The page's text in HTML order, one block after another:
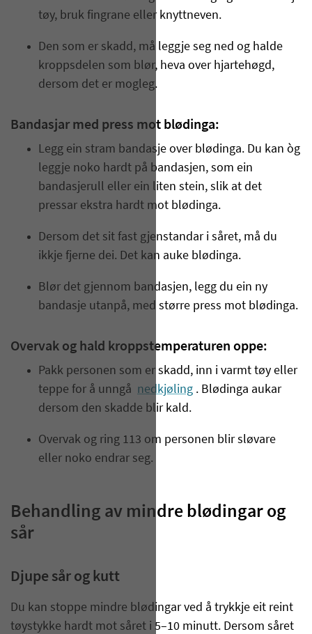
tøy, bruk fingrane eller knyttneven.
Den som er skadd, må leggje seg ned og halde
kroppsdelen som blør, heva over hjartehøgd,
dersom det er mogleg.
Bandasjar med press mot blødinga:
Legg ein stram bandasje over blødinga. Du kan òg
leggje noko hardt på bandasjen, som ein
bandasjerull eller ein liten stein, slik at det
pressar ekstra hardt mot blødinga.
Dersom det sit fast gjenstandar i såret, må du
ikkje fjerne dei. Det kan auke blødinga.
Blør det gjennom bandasjen, legg du ein ny
bandasje utanpå, med større press mot blødinga.
Overvak og hald kroppstemperaturen oppe:
Pakk personen som er skadd, inn i varmt tøy eller
teppe for å unngå nedkjøling . Blødinga aukar
dersom den skadde blir kald.
Overvak og ring 113 om personen blir sløvare
eller noko endrar seg.
Behandling av mindre blødingar og
sår
Djupe sår og kutt
Du kan stoppe mindre blødingar ved å trykkje eit reint
tøystykke hardt mot såret i 5–10 minutt. Dersom såret